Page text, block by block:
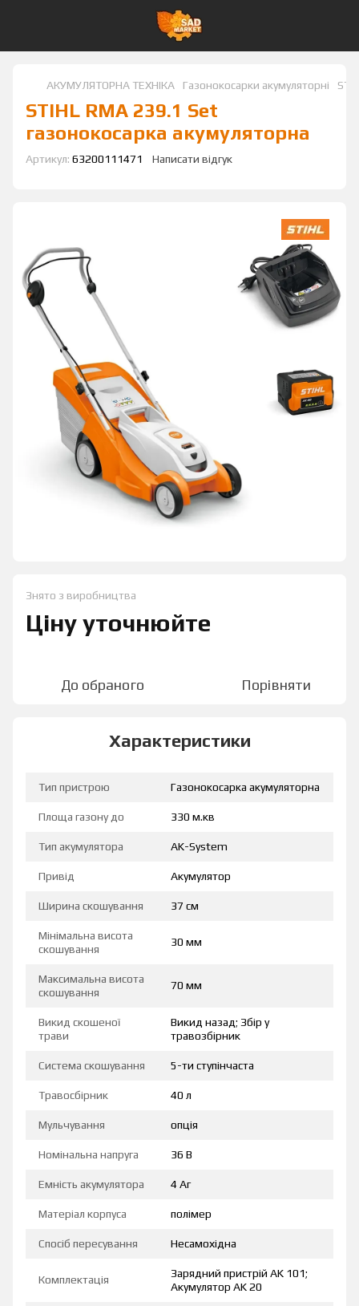
АКУМУЛЯТОРНА ТЕХНІКА Газонокосарки акумуляторні
STIHL RMA 239.1 Set
газонокосарка акумуляторна
Артикул: 63200111471 Написати відгук
Знято з виробництва
Ціну уточнюйте
До обраного Порівняти
Характеристики
Тип пристрою Газонокосарка акумуляторна
Площа газону до 330 м.кв
Тип акумулятора AK-System
Привід Акумулятор
Ширина скошування 37 см
Мінімальна висота
скошування
30 мм
Максимальна висота
скошування
70 мм
Викид скошеної
трави
Викид назад; Збір у
травозбірник
Система скошування 5-ти ступінчаста
Травосбірник 40 л
Мульчування опція
Номінальна напруга 36 В
Емність акумулятора 4 Аг
Матеріал корпуса полімер
Спосіб пересування Несамохідна
Комплектація
Зарядний пристрій AK 101;
Акумулятор AK 20